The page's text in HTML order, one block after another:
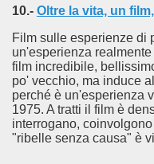
10.- Oltre la vita, un
Film sulle esperienze di
un'esperienza
film incredibile,
po' vecchio, ma induce
perché è un'esperienza
1975. A tratti il film è
interrogano,
"ribelle senza causa" è